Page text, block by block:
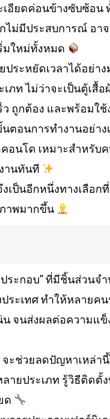
อียดค่อนข้างซับซ้อน
ม่มีประสบการณ์ อาจ
มใหม่ทั้งหมด
ระหยัดเวลาได้อย่า
ท ไม่ว่าจะเป็นตู้เสื้อ
ถูกต้อง และพร้อมใ
อนการทำงานอย่า
นโด เหมาะสำหรับค
านทันที
เป็นอีกหนึ่งทางเลือ
าพมากขึ้น
ะกอบ” ที่มีชิ้นส่วนจ
ระเทศ ทำให้หลายค
จนส่งผลต่อความแข็
ะช่วยลดปัญหาเหล่านี้
ายประเภท รู้วิธีติดตั้
ด